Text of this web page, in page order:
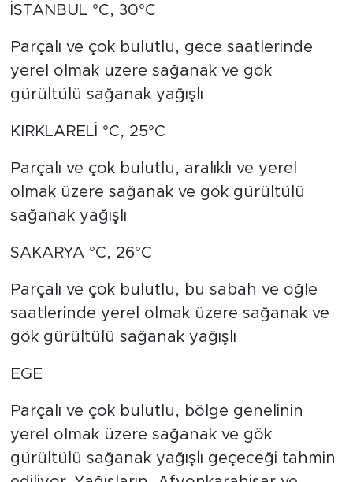
İSTANBUL °C, 30°C
Parçalı ve çok bulutlu, gece saatlerinde
yerel olmak üzere sağanak ve gök
gürültülü sağanak yağışlı
KIRKLARELİ °C, 25°C
Parçalı ve çok bulutlu, aralıklı ve yerel
olmak üzere sağanak ve gök gürültülü
sağanak yağışlı
SAKARYA °C, 26°C
Parçalı ve çok bulutlu, bu sabah ve öğle
saatlerinde yerel olmak üzere sağanak ve
gök gürültülü sağanak yağışlı
EGE
Parçalı ve çok bulutlu, bölge genelinin
yerel olmak üzere sağanak ve gök
gürültülü sağanak yağışlı geçeceği tahmin